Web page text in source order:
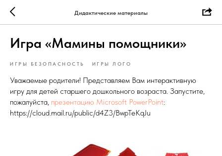
Дидактические материалы
Игра «Мамины помощники»
ИГРЫ БЕЗОПАСНОСТЬ ИГРЫ ЛОГО
Уважаемые родители! Представляем Вам интерактивную
игру для детей старшего дошкольного возраста. Запустите,
пожалуйста, презентацию Microsoft PowerPoint:
https://cloud.mail.ru/public/d4Z3/BwpTeKqJu